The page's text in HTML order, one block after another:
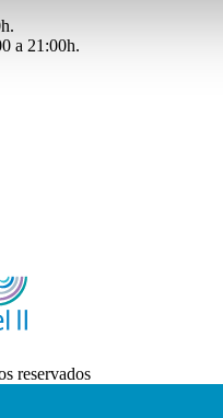
a 21:00h.
reservados